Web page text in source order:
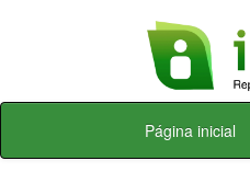
Skip
Página inicial